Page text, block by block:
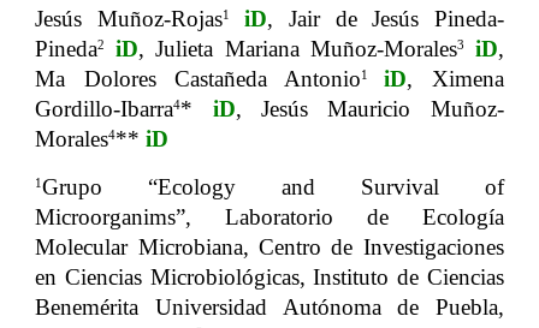
Jesús Muñoz-Rojas1 iD, Jair de Jesús Pineda-
Pineda2 iD, Julieta Mariana Muñoz-Morales3 iD,
Ma Dolores Castañeda Antonio1 iD, Ximena
Gordillo-Ibarra4* iD, Jesús Mauricio Muñoz-
Morales4** iD
1Grupo “Ecology and Survival of
Microorganims”, Laboratorio de Ecología
Molecular Microbiana, Centro de Investigaciones
en Ciencias Microbiológicas, Instituto de Ciencias
Benemérita Universidad Autónoma de Puebla,